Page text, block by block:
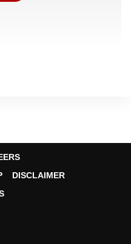
DISCLAIMER